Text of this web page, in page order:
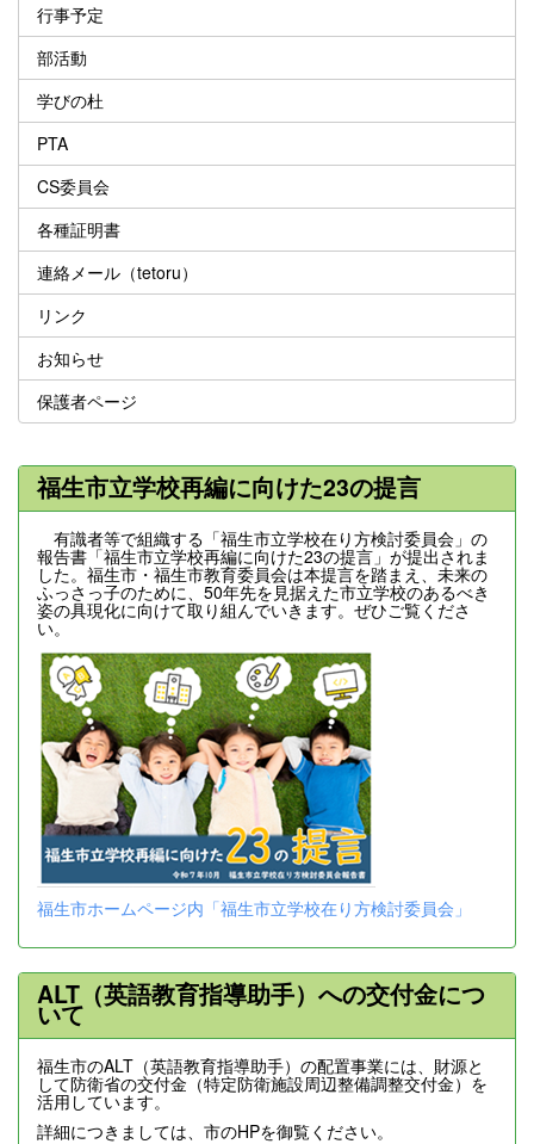
行事予定
部活動
学びの杜
PTA
CS委員会
各種証明書
連絡メール（tetoru）
リンク
お知らせ
保護者ページ
福生市立学校再編に向けた23の提言
有識者等で組織する「福生市立学校在り方検討委員会」の
報告書「福生市立学校再編に向けた23の提言」が提出されま
した。福生市・福生市教育委員会は本提言を踏まえ、未来の
ふっさっ子のために、50年先を見据えた市立学校のあるべき
姿の具現化に向けて取り組んでいきます。ぜひご覧くださ
い。
福生市ホームページ内「福生市立学校在り方検討委員会」
ALT（英語教育指導助手）への交付金につ
いて
福生市のALT（英語教育指導助手）の配置事業には、財源と
して防衛省の交付金（特定防衛施設周辺整備調整交付金）を
活用しています。
詳細につきましては、市のHPを御覧ください。